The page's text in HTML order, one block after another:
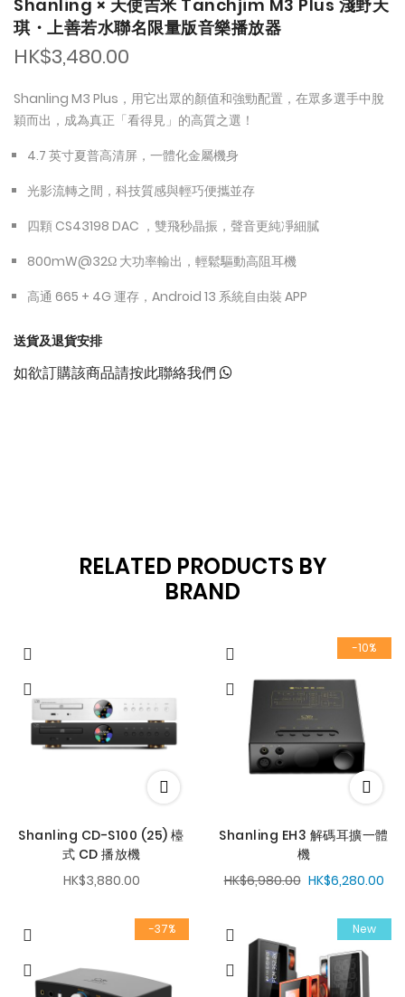
Shanling × 天使吉米 Tanchjim M3 Plus 淺野天
琪・上善若水聯名限量版音樂播放器
HK$3,480.00
Shanling M3 Plus，用它出眾的顏值和強勁配置，在眾多選手中脫
穎而出，成為真正「看得見」的高質之選！
4.7 英寸夏普高清屏，一體化金屬機身
光影流轉之間，科技質感與輕巧便攜並存
四顆 CS43198 DAC ，雙飛秒晶振，聲音更純凈細膩
800mW@32Ω 大功率輸出，輕鬆驅動高阻耳機
高通 665 + 4G 運存，Android 13 系統自由裝 APP
送貨及退貨安排
如欲訂購該商品請按此聯絡我們
RELATED PRODUCTS BY
BRAND
Shanling CD-S100 (25) 檯
式 CD 播放機
HK$3,880.00
-10%
Shanling EH3 解碼耳擴一體
機
HK$6,280.00
HK$6,980.00
-37% New